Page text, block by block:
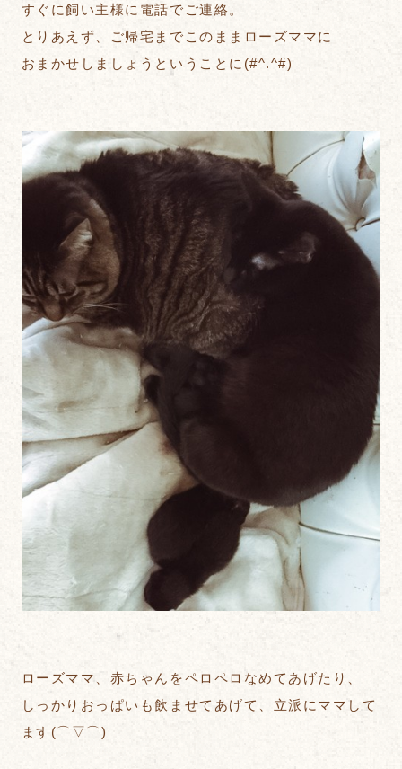
すぐに飼い主様に電話でご連絡。
とりあえず、ご帰宅までこのままローズママに
おまかせしましょうということに(#^.^#)
ローズママ、赤ちゃんをペロペロなめてあげたり、
しっかりおっぱいも飲ませてあげて、立派にママして
ます(⌒▽⌒)